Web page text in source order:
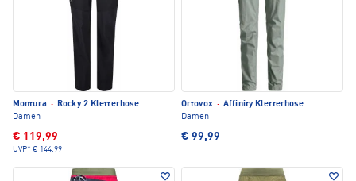
Montura · Rocky 2 Kletterhose
Damen
€ 119,99
UVP* € 144,99
Ortovox · Affinity Kletterhose
Damen
€ 99,99